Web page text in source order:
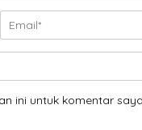
ini untuk komentar